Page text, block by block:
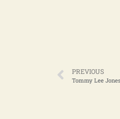
PREVIOUS
Tommy Lee